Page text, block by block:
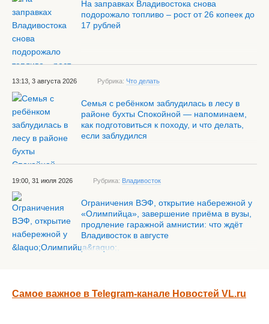
На заправках Владивостока снова
подорожало топливо – рост от 26 копеек до
17 рублей
13:13, 3 августа 2026 Рубрика: Что делать
Семья с ребёнком заблудилась в лесу в
районе бухты Спокойной — напоминаем,
как подготовиться к походу, и что делать,
если заблудился
19:00, 31 июля 2026 Рубрика: Владивосток
Ограничения ВЭФ, открытие набережной у
«Олимпийца», завершение приёма в вузы,
продление гаражной амнистии: что ждёт
Владивосток в августе
Самое важное в Telegram-канале Новостей VL.ru